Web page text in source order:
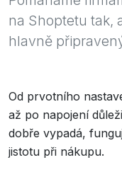
na Shoptetu tak,
hlavně
Od prvotního
až po napojení
dobře vypadá,
jistotu při nákupu.